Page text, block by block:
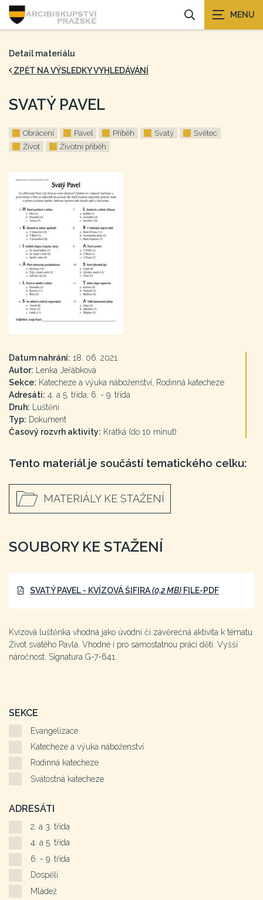
Detail materiálu
ZPĚT NA VÝSLEDKY VYHLEDÁVÁNÍ
SVATÝ PAVEL
Obrácení Pavel Příběh Svatý
Světec
Život
Životní příběh
Datum nahrání: 18. 06. 2021
Autor: Lenka Jeřábková
Sekce: Katecheze a výuka náboženství, Rodinná katecheze
Adresáti: 4. a 5. třída, 6. - 9. třída
Druh: Luštění
Typ: Dokument
Časový rozvrh aktivity: Krátká (do 10 minut)
Tento materiál je součástí tematického celku:
MATERIÁLY KE STAŽENÍ
SOUBORY KE STAŽENÍ
SVATÝ PAVEL - KVÍZOVÁ ŠIFIRA(0,2 MB) FILE-PDF
Kvízová luštěnka vhodná jako úvodní či závěrečná aktivita k tématu
Život svatého Pavla. Vhodné i pro samostatnou práci dětí. Vyšší
náročnost. Signatura G-7-641.
SEKCE
Evangelizace
Katecheze a výuka náboženství
Rodinná katecheze
Svátostná katecheze
ADRESÁTI
2. a 3. třída
4. a 5. třída
6. - 9. třída
Dospělí
Mládež